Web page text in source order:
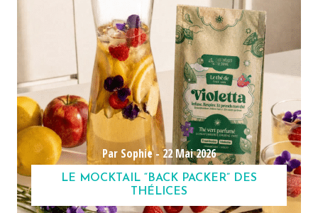
Par Sophie -22 Mai 2026
LE MOCKTAIL “BACK PACKER” DES
THÉLICES